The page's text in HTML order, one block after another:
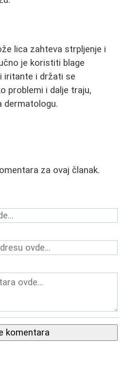
lica zahteva strpljenje i
je koristiti blage
iritante i držati se
problemi i dalje traju,
dermatologu.
za ovaj članak.
komentara